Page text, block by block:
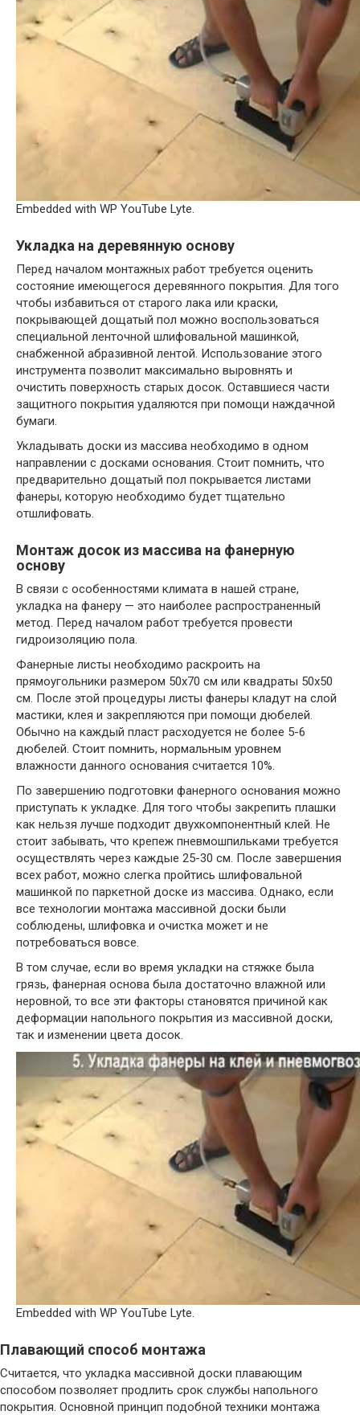
Watch this video on YouTube
Embedded with WP YouTube Lyte.
Укладка на деревянную основу
Перед началом монтажных работ требуется оценить
состояние имеющегося деревянного покрытия. Для того
чтобы избавиться от старого лака или краски,
покрывающей дощатый пол можно воспользоваться
специальной ленточной шлифовальной машинкой,
снабженной абразивной лентой. Использование этого
инструмента позволит максимально выровнять и
очистить поверхность старых досок. Оставшиеся части
защитного покрытия удаляются при помощи наждачной
бумаги.
Укладывать доски из массива необходимо в одном
направлении с досками основания. Стоит помнить, что
предварительно дощатый пол покрывается листами
фанеры, которую необходимо будет тщательно
отшлифовать.
Монтаж досок из массива на фанерную
основу
В связи с особенностями климата в нашей стране,
укладка на фанеру — это наиболее распространенный
метод. Перед началом работ требуется провести
гидроизоляцию пола.
Фанерные листы необходимо раскроить на
прямоугольники размером 50х70 см или квадраты 50х50
см. После этой процедуры листы фанеры кладут на слой
мастики, клея и закрепляются при помощи дюбелей.
Обычно на каждый пласт расходуется не более 5-6
дюбелей. Стоит помнить, нормальным уровнем
влажности данного основания считается 10%.
По завершению подготовки фанерного основания можно
приступать к укладке. Для того чтобы закрепить плашки
как нельзя лучше подходит двухкомпонентный клей. Не
стоит забывать, что крепеж пневмошпильками требуется
осуществлять через каждые 25-30 см. После завершения
всех работ, можно слегка пройтись шлифовальной
машинкой по паркетной доске из массива. Однако, если
все технологии монтажа массивной доски были
соблюдены, шлифовка и очистка может и не
потребоваться вовсе.
В том случае, если во время укладки на стяжке была
грязь, фанерная основа была достаточно влажной или
неровной, то все эти факторы становятся причиной как
деформации напольного покрытия из массивной доски,
так и изменении цвета досок.
Watch this video on YouTube
Embedded with WP YouTube Lyte.
Плавающий способ монтажа
Считается, что укладка массивной доски плавающим
способом позволяет продлить срок службы напольного
покрытия. Основной принцип подобной техники монтажа